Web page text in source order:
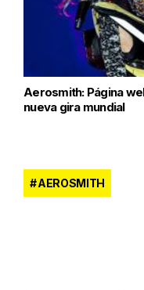
Aerosmith: Página
nueva gira mundial
AEROSMITH